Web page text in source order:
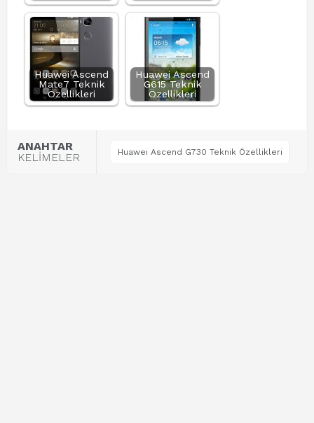
Huawei Ascend
Mate7 Teknik
Özellikleri
Huawei Ascend
G615 Teknik
Özellikleri
ANAHTAR
KELİMELER
Huawei Ascend G730 Teknik Özellikleri